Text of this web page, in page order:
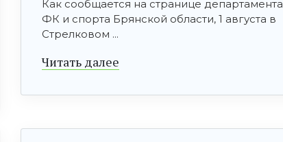
Как сообщается на странице департамента
ФК и спорта Брянской области, 1 августа в
Стрелковом ...
Читать далее